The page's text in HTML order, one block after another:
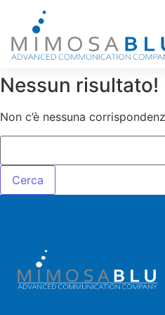
Nessun risultato!
Non c’è nessuna